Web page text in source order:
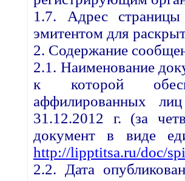
1.7. Адрес страницы
эмитентом для
2. Содержание
2.1. Наименование
к которой
аффилированных
31.12.2012 г. (за
документ в виде
http://lipptitsa.ru/doc/
2.2. Дата